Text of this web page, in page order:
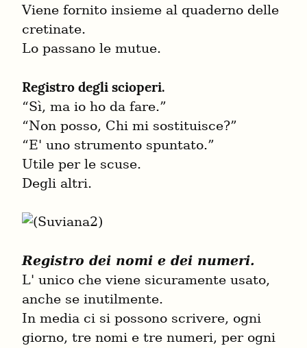
Viene fornito insieme al quaderno delle
cretinate.
Lo passano le mutue.
Registro degli scioperi.
“Sì, ma io ho da fare.”
“Non posso, Chi mi sostituisce?”
“E' uno strumento spuntato.”
Utile per le scuse.
Degli altri.
Registro dei nomi e dei numeri.
L' unico che viene sicuramente usato,
anche se inutilmente.
In media ci si possono scrivere, ogni
giorno, tre nomi e tre numeri, per ogni